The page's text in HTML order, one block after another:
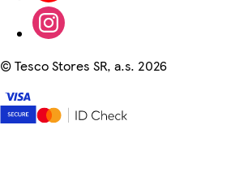
©Tesco Stores SR, a.s. 2026